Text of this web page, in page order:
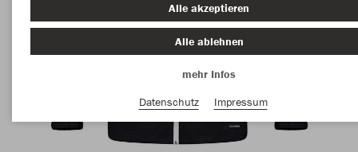
Alle akzeptieren
Alle ablehnen
mehr Infos
Datenschutz
Impressum